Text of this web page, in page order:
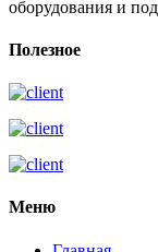
оборудования и
Полезное
Меню